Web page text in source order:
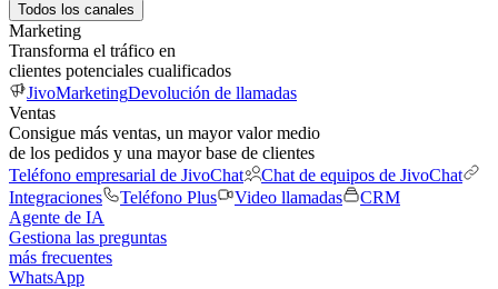
Todos los canales
Marketing
Transforma el tráfico en
clientes potenciales cualificados
JivoMarketingDevolución de llamadas
Ventas
Consigue más ventas, un mayor valor medio
de los pedidos y una mayor base de clientes
Teléfono empresarial de JivoChat
Chat de equipos de JivoChat
Integraciones
Teléfono Plus Video llamadas
CRM
Agente de IA
Gestiona las preguntas
más frecuentes
WhatsApp